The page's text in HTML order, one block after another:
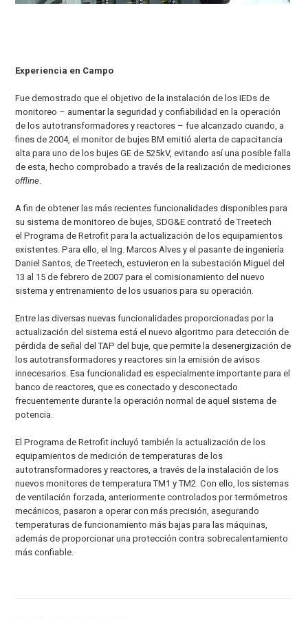
Experiencia en Campo
Fue demostrado que el objetivo de la instalación de los IEDs de
monitoreo – aumentar la seguridad y confiabilidad en la operación
de los autotransformadores y reactores – fue alcanzado cuando, a
fines de 2004, el monitor de bujes BM emitió alerta de capacitancia
alta para uno de los bujes GE de 525kV, evitando así una posible falla
de esta, hecho comprobado a través de la realización de mediciones
offline.
A fin de obtener las más recientes funcionalidades disponibles para
su sistema de monitoreo de bujes, SDG&E contrató de Treetech
el Programa de Retrofit para la actualización de los equipamientos
existentes. Para ello, el Ing. Marcos Alves y el pasante de ingeniería
Daniel Santos, de Treetech, estuvieron en la subestación Miguel del
13 al 15 de febrero de 2007 para el comisionamiento del nuevo
sistema y entrenamiento de los usuarios para su operación.
Entre las diversas nuevas funcionalidades proporcionadas por la
actualización del sistema está el nuevo algoritmo para detección de
pérdida de señal del TAP del buje, que permite la desenergización de
los autotransformadores y reactores sin la emisión de avisos
innecesarios. Esa funcionalidad es especialmente importante para el
banco de reactores, que es conectado y desconectado
frecuentemente durante la operación normal de aquel sistema de
potencia.
El Programa de Retrofit incluyó también la actualización de los
equipamientos de medición de temperaturas de los
autotransformadores y reactores, a través de la instalación de los
nuevos monitores de temperatura TM1 y TM2. Con ello, los sistemas
de ventilación forzada, anteriormente controlados por termómetros
mecánicos, pasaron a operar con más precisión, asegurando
temperaturas de funcionamiento más bajas para las máquinas,
además de proporcionar una protección contra sobrecalentamiento
más confiable.